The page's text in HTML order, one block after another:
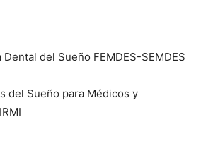
del Sueño FEMDES-SEMDES
del Sueño para Médicos y